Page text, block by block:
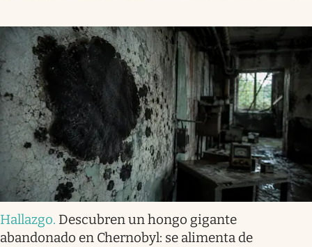
Hallazgo. Descubren un hongo gigante
abandonado en Chernobyl: se alimenta de